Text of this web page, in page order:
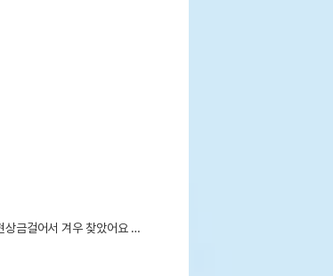
상금걸어서 겨우 찾았어요 …